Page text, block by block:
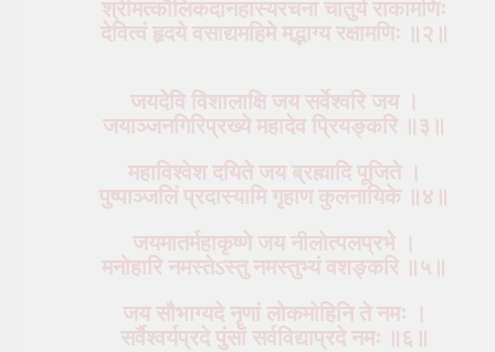
श्रीमत्कौलिकदानहास्यरचना चातुर्य राकामणिः
देवित्वं हृदये वसाद्यमहिमे मद्भाग्य रक्षामणिः ॥२॥
जयदेवि विशालाक्षि जय सर्वेश्वरि जय ।
जयाञ्जनगिरिप्रख्ये महादेव प्रियङ्करि ॥३॥
महाविश्वेश दयिते जय ब्रह्मादि पूजिते ।
पुष्पाञ्जलिं प्रदास्यामि गृहाण कुलनायिके ॥४॥
जयमातर्महाकृष्णे जय नीलोत्पलप्रभे ।
मनोहारि नमस्तेऽस्तु नमस्तुभ्यं वशङ्करि ॥५॥
जय सौभाग्यदे नॄणां लोकमोहिनि ते नमः ।
सर्वैश्वर्यप्रदे पुंसां सर्वविद्याप्रदे नमः ॥६॥